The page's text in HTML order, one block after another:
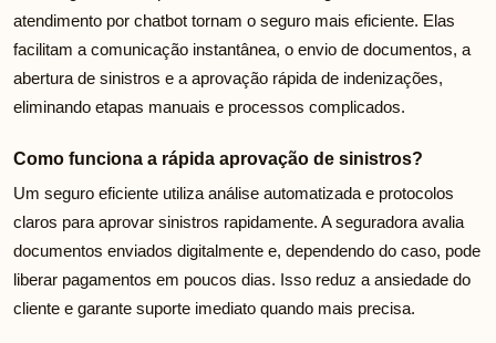
atendimento por chatbot tornam o seguro mais eficiente. Elas
facilitam a comunicação instantânea, o envio de documentos, a
abertura de sinistros e a aprovação rápida de indenizações,
eliminando etapas manuais e processos complicados.
Como funciona a rápida aprovação de sinistros?
Um seguro eficiente utiliza análise automatizada e protocolos
claros para aprovar sinistros rapidamente. A seguradora avalia
documentos enviados digitalmente e, dependendo do caso, pode
liberar pagamentos em poucos dias. Isso reduz a ansiedade do
cliente e garante suporte imediato quando mais precisa.